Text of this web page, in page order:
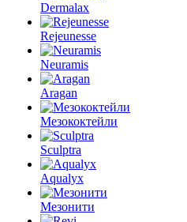
Dermalax
Rejeunesse
Neuramis
Aragan
Мезококтейли
Sculptra
Aqualyx
Мезонити